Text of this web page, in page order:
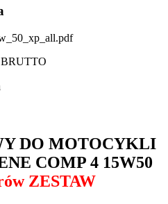
BRUTTO
DO MOTOCYKLI
COMP 4 15W50
ZESTAW